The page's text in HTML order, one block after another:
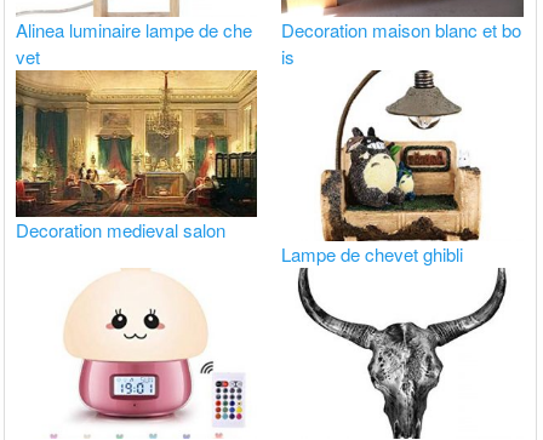
Alinea luminaire lampe de che
vet
Decoration maison blanc et bo
is
Decoration medieval salon
Lampe de chevet ghibli